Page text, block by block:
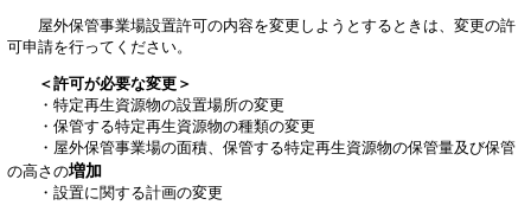
屋外保管事業場設置許可の内容を変更しようとするときは、変更の許
可申請を行ってください。
＜許可が必要な変更＞
・特定再生資源物の設置場所の変更
・保管する特定再生資源物の種類の変更
・屋外保管事業場の面積、保管する特定再生資源物の保管量及び保管
の高さの増加
・設置に関する計画の変更